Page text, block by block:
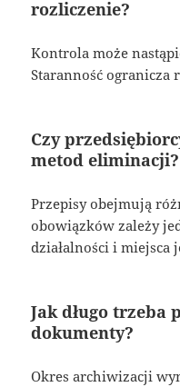
rozliczenie?
Kontrola może
Staranność ogranicza
Czy
metod eliminacji?
Przepisy obejmują
obowiązków zależy
działalności i miejsca
Jak długo trzeba
dokumenty?
Okres archiwizacji